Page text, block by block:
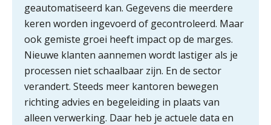
geautomatiseerd kan. Gegevens die meerdere
keren worden ingevoerd of gecontroleerd. Maar
ook gemiste groei heeft impact op de marges.
Nieuwe klanten aannemen wordt lastiger als je
processen niet schaalbaar zijn. En de sector
verandert. Steeds meer kantoren bewegen
richting advies en begeleiding in plaats van
alleen verwerking. Daar heb je actuele data en
iXBRL controleren: wanneer moet
het, en waar let je op?
Het herbeleggen van de
Herinvesteringsreserve (HIR) in een
vastgoedbeleggingsfonds?
Inzicht in je organisatie: de kracht zit
in eenvoud